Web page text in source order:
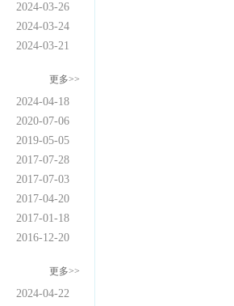
2024-03-26
2024-03-24
2024-03-21
更多>>
2024-04-18
2020-07-06
2019-05-05
2017-07-28
2017-07-03
2017-04-20
2017-01-18
2016-12-20
更多>>
2024-04-22